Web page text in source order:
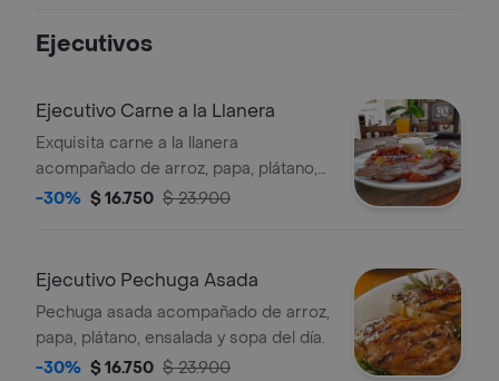
Ejecutivos
Ejecutivo Carne a la Llanera
Exquisita carne a la llanera
acompañado de arroz, papa, plátano,
ensalada y sopa del día.
-30% $ 16.750 $ 23.900
Ejecutivo Pechuga Asada
Pechuga asada acompañado de arroz,
papa, plátano, ensalada y sopa del día.
-30% $ 16.750 $ 23.900